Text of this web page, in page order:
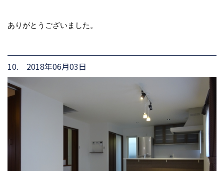
ありがとうございました。
10. 2018年06月03日